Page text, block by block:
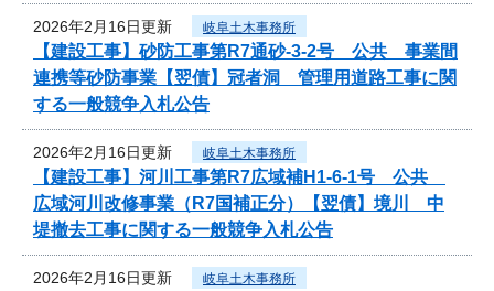
2026年2月16日更新 岐阜土木事務所
【建設工事】砂防工事第R7通砂-3-2号 公共 事業間
連携等砂防事業【翌債】冠者洞 管理用道路工事に関
する一般競争入札公告
2026年2月16日更新 岐阜土木事務所
【建設工事】河川工事第R7広域補H1-6-1号 公共
広域河川改修事業（R7国補正分）【翌債】境川 中
堤撤去工事に関する一般競争入札公告
2026年2月16日更新 岐阜土木事務所